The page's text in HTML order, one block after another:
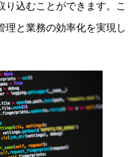
り込むことができます。こ
理と業務の効率化を実現し